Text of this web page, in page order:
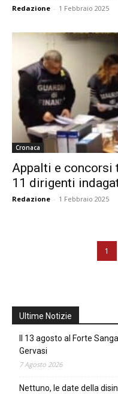
Redazione - 1 Febbraio 2025
Cronaca
Appalti e concorsi
11 dirigenti
Redazione - 1 Febbraio 2025
1
Ultime Notizie
Il 13 agosto al Forte
Gervasi
7 Agosto 2026
Nettuno, le date della